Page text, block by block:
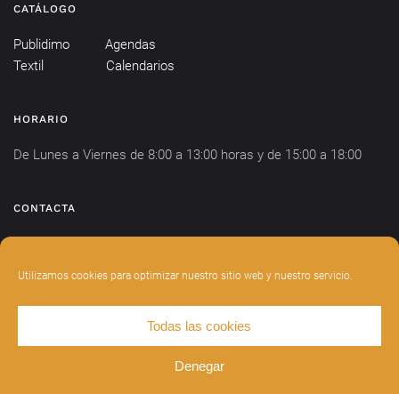
Utilizamos cookies para optimizar nuestro sitio web y nuestro servicio.
Todas las cookies
Denegar
CATÁLOGO
Publidimo
Agendas
Textil
Calendarios
HORARIO
De Lunes a Viernes de 8:00 a 13:00 horas y de 15:00 a 18:00
CONTACTA
POLÍTICA DE PRIVACIDAD